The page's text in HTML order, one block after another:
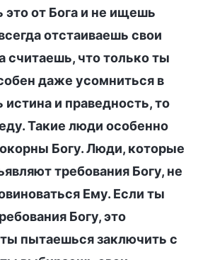
от Бога и не ищешь
отстаиваешь свои
считаешь, что только ты
даже усомниться в
истина и праведность, то
Такие люди особенно
Богу. Люди, которые
требования Богу, не
Ему. Если ты
Богу, это
пытаешься заключить с